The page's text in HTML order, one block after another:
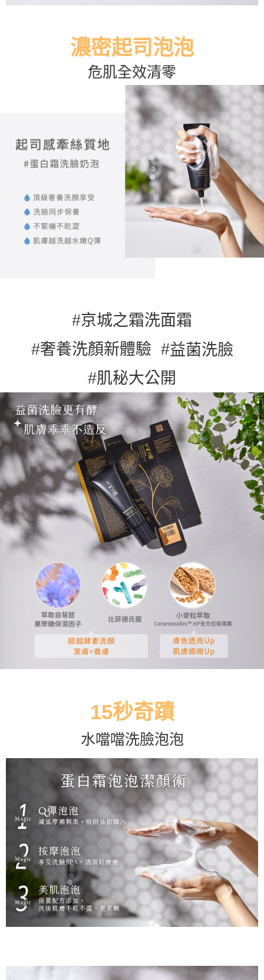
濃密起司泡泡
危肌全效清零
#京城之霜洗面霜
#奢養洗顏新體驗 #益菌洗臉
#肌秘大公開
15秒奇蹟
水噹噹洗臉泡泡